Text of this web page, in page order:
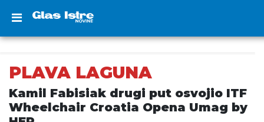
PLAVA LAGUNA
Kamil Fabisiak drugi put osvojio ITF
Wheelchair Croatia Opena Umag by